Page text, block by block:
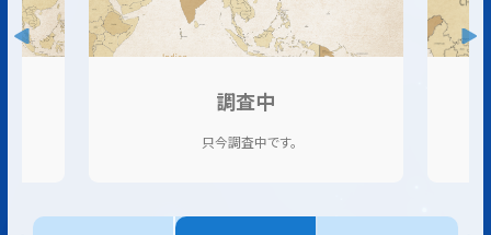
調査中
只今調査中です。